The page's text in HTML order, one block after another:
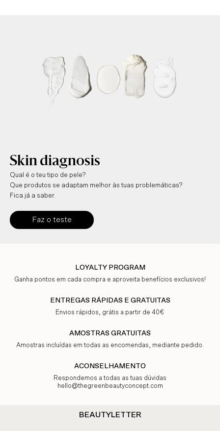
Fecha: antiguo(a) a
reciente
Fecha: reciente a
antiguo(a)
Skin diagnosis
Qual é o teu tipo de pele?
Que produtos se adaptam melhor às tuas problemáticas?
Fica já a saber.
Faz o teste
LOYALTY PROGRAM
Ganha pontos em cada compra e aproveita benefícios exclusivos!
ENTREGAS RÁPIDAS E GRATUITAS
Envios rápidos, grátis a partir de 40€
AMOSTRAS GRATUITAS
Amostras incluídas em todas as encomendas, mediante pedido.
ACONSELHAMENTO
Respondemos a todas as tuas dúvidas
hello@thegreenbeautyconcept.com
BEAUTYLETTER